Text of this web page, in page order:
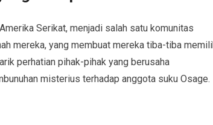
Serikat, menjadi salah satu komunitas
mereka, yang membuat mereka tiba-tiba
perhatian pihak-pihak yang berusaha
misterius terhadap anggota suku Osage.